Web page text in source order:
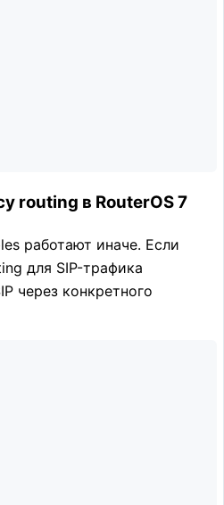
routing в RouterOS 7
работают иначе. Если
для SIP-трафика
через конкретного